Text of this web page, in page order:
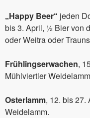
„Happy Beer“ jeden
bis 3. April, ½ Bier von
oder Weitra oder
Frühlingserwachen,
Mühlviertler
Osterlamm, 12. bis 27.
Weidelamm.